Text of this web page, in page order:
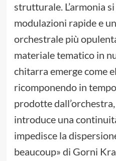
strutturale. L’armonia
modulazioni rapide e
orchestrale più
materiale tematico in
chitarra emerge come
ricomponendo in
prodotte
introduce una
impedisce la
beaucoup» di Gorni